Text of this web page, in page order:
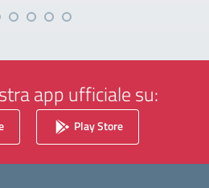
app ufficiale su:
Play Store